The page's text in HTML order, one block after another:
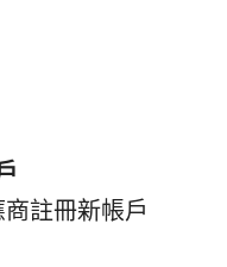
註冊新帳戶